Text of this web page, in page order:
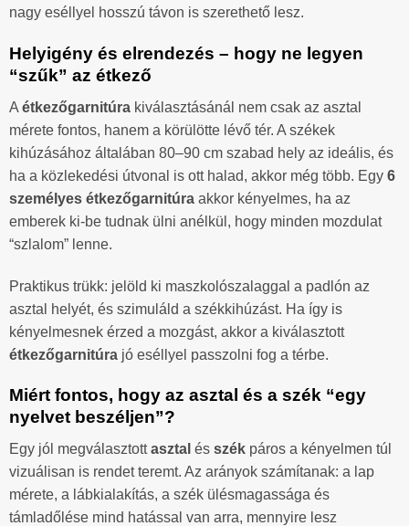
nagy eséllyel hosszú távon is szerethető lesz.
Helyigény és elrendezés – hogy ne legyen
“szűk” az étkező
A étkezőgarnitúra kiválasztásánál nem csak az asztal
mérete fontos, hanem a körülötte lévő tér. A székek
kihúzásához általában 80–90 cm szabad hely az ideális, és
ha a közlekedési útvonal is ott halad, akkor még több. Egy 6
személyes étkezőgarnitúra akkor kényelmes, ha az
emberek ki-be tudnak ülni anélkül, hogy minden mozdulat
“szlalom” lenne.
Praktikus trükk: jelöld ki maszkolószalaggal a padlón az
asztal helyét, és szimuláld a székkihúzást. Ha így is
kényelmesnek érzed a mozgást, akkor a kiválasztott
étkezőgarnitúra jó eséllyel passzolni fog a térbe.
Miért fontos, hogy az asztal és a szék “egy
nyelvet beszéljen”?
Egy jól megválasztottasztal és szék páros a kényelmen túl
vizuálisan is rendet teremt. Az arányok számítanak: a lap
mérete, a lábkialakítás, a szék ülésmagassága és
támladőlése mind hatással van arra, mennyire lesz